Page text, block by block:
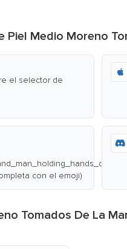
Piel Medio Moreno
el selector de
con el emoji)
Tomados De La